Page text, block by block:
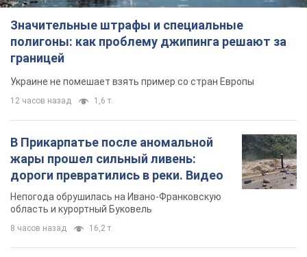
Значительные штрафы и специальные
полигоны: как проблему джипинга решают за
границей
Украине не помешает взять пример со стран Европы
12 часов назад 1,6 т.
В Прикарпатье после аномальной
жары прошел сильный ливень:
дороги превратились в реки. Видео
Непогода обрушилась на Ивано-Франковскую
область и курортный Буковель
8 часов назад 16,2 т.